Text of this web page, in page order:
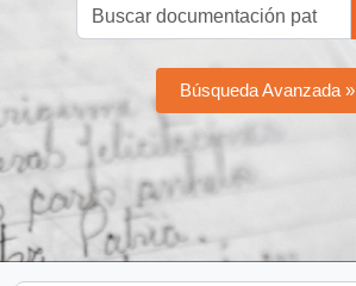
Búsqueda Avanzada »